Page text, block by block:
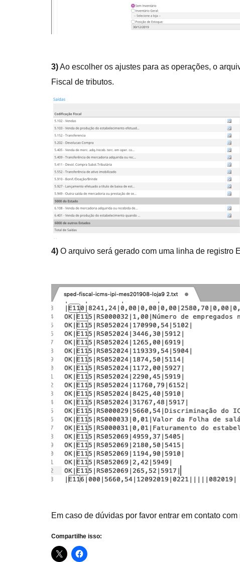
3)Ao escolher os ajustes para as operações, o
Fiscal de tributos.
4) O arquivo será gerado com uma linha de registro
Em caso de dúvidas por favor entrar em contato
Compartilhe isso: